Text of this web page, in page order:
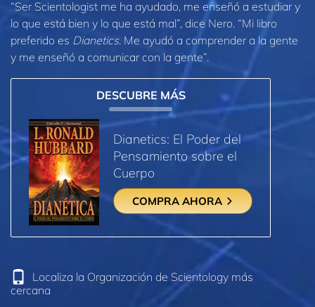
“Ser Scientologist me ha ayudado, me enseñó a estudiar y
lo que está bien y lo que está mal”, dice Nero. “Mi libro
preferido es Dianetics. Me ayudó a comprender a la gente
y me enseñó a comunicar con la gente”.
DESCUBRE MÁS
Dianetics: El Poder del
Pensamiento sobre el
Cuerpo
COMPRA AHORA
Localiza la Organización de Scientology más
cercana